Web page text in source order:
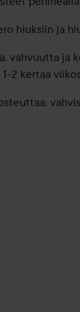
hiuksiin ja
vahvuutta ja
2 kertaa
ja
hiuksiin.